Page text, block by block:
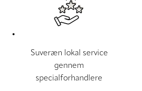
Suveræn lokal service
gennem
specialforhandlere